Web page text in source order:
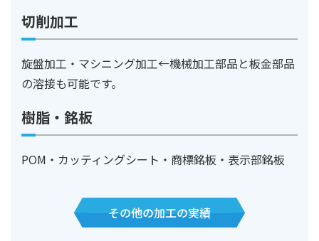
切削加工
旋盤加工・マシニング加工←機械加工部品と板金部品
の溶接も可能です。
樹脂・銘板
POM・カッティングシート・商標銘板・表示部銘板
その他の加工の実績